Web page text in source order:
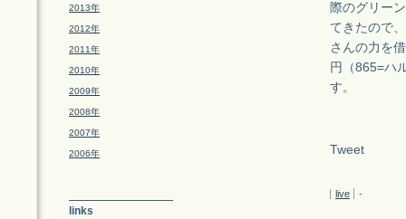
際のグリー
てきたので
さんの力を
円（865=ハ
す。
Tweet
live -
2013年
2012年
2011年
2010年
2009年
2008年
2007年
2006年
links